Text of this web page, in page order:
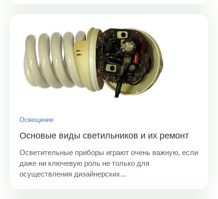
Освещение
Основые виды светильников и их ремонт
Осветительные приборы играют очень важную, если
даже ни ключевую роль не только для
осуществления дизайнерских...